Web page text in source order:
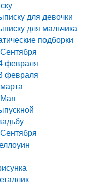
для девочки
для мальчика
подборки
февраля
февраля